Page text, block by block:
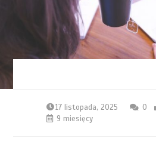
17 listopada, 2025 0
9 miesięcy